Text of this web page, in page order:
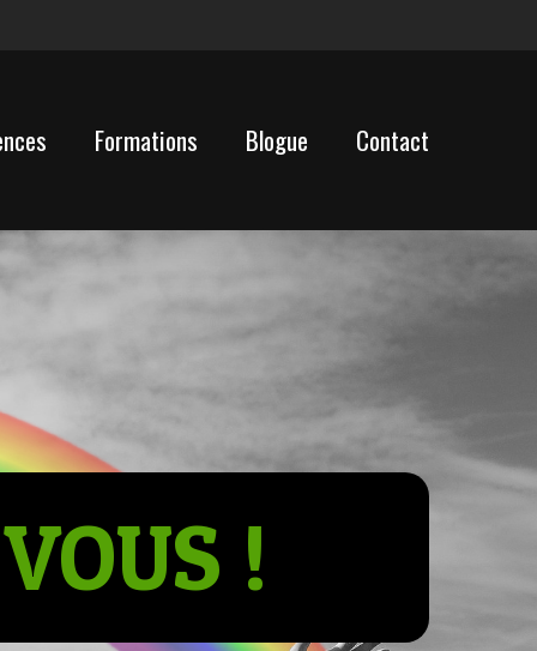
Formations Blogue Contact
!